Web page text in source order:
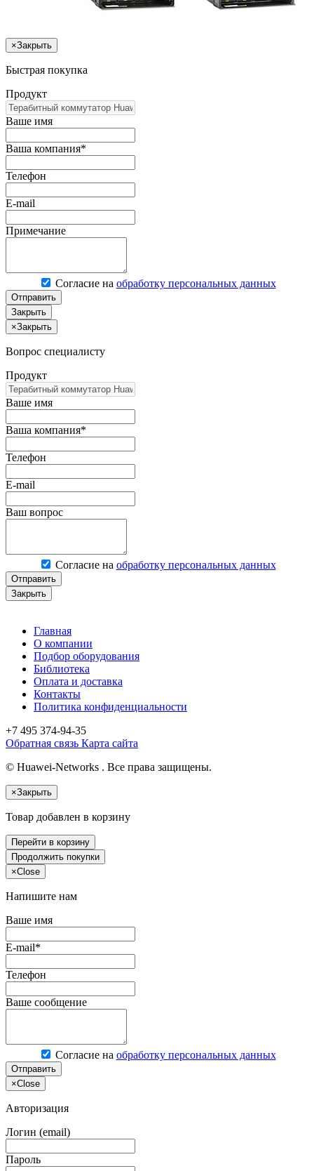
×Закрыть
Быстрая покупка
Продукт
Ваше имя
Ваша компания*
Телефон
E-mail
Примечание
Согласие на обработку персональных данных
Отправить
Закрыть
×Закрыть
Вопрос специалисту
Продукт
Ваше имя
Ваша компания*
Телефон
E-mail
Ваш вопрос
Согласие на обработку персональных данных
Отправить
Закрыть
Главная
О компании
Подбор оборудования
Библиотека
Оплата и доставка
Контакты
Политика конфиденциальности
+7 495 374-94-35
Обратная связь Карта сайта
© Huawei-Networks . Все права защищены.
×Закрыть
Товар добавлен в корзину
Перейти в корзину
Продолжить покупки
×Close
Напишите нам
Ваше имя
E-mail*
Телефон
Ваше сообщение
Согласие на обработку персональных данных
Отправить
×Close
Авторизация
Логин (email)
Пароль